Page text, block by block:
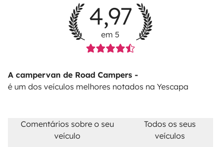
4,97
em 5
A campervan de Road Campers -
é um dos veículos melhores notados na Yescapa
Comentários sobre o seu
veículo
Todos os seus
veículos